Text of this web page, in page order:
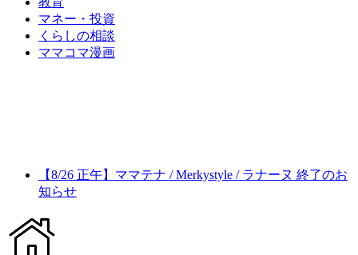
マネー・投資
くらしの相談
ママコマ漫画
【8/26 正午】ママテナ / Merkystyle / ラナーヌ 終了のお
知らせ